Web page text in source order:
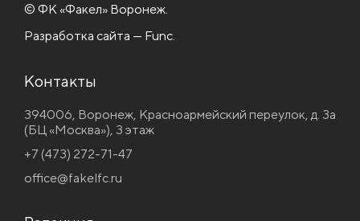
© ФК «Факел» Воронеж.
Разработка сайта — Func.
Контакты
394006, Воронеж, Красноармейский переулок, д. 3а
(БЦ «Москва»), 3 этаж
+7 (473) 272-71-47
office@fakelfc.ru